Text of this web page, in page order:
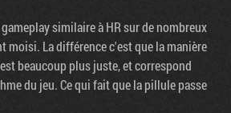
similaire à HR sur de nombreux
moisi. La différence c'est que la manière
beaucoup plus juste, et correspond
du jeu. Ce qui fait que la pillule passe